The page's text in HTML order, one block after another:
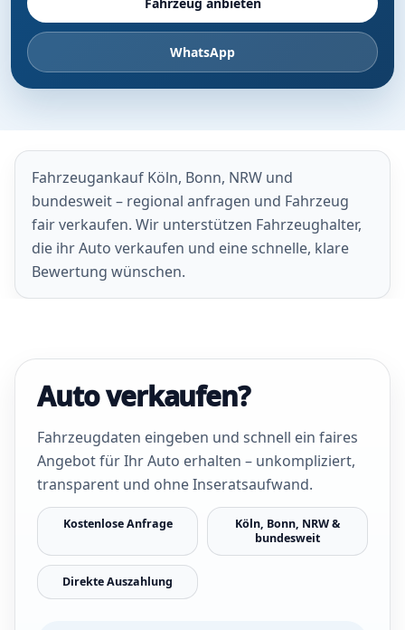
WhatsApp
Fahrzeugankauf Köln, Bonn, NRW und
bundesweit – regional anfragen und Fahrzeug
fair verkaufen. Wir unterstützen Fahrzeughalter,
die ihr Auto verkaufen und eine schnelle, klare
Bewertung wünschen.
Auto verkaufen?
Fahrzeugdaten eingeben und schnell ein faires
Angebot für Ihr Auto erhalten – unkompliziert,
transparent und ohne Inseratsaufwand.
Kostenlose Anfrage
Köln, Bonn, NRW &
bundesweit
Direkte Auszahlung